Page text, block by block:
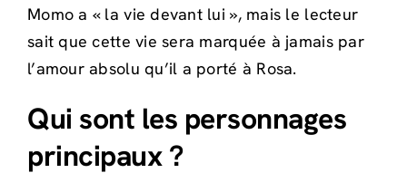
Momo a « la vie devant lui », mais le lecteur
sait que cette vie sera marquée à jamais par
l’amour absolu qu’il a porté à Rosa.
Qui sont les personnages
principaux ?